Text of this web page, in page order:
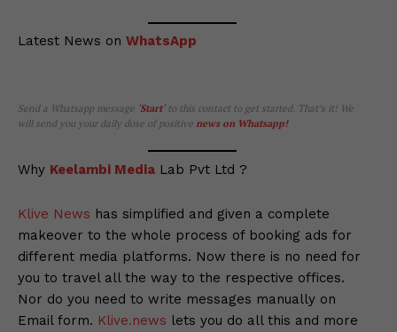
Latest News on WhatsApp
Send a Whatsapp message Start‘ to this contact to get started. That’s it! We
will send you your daily dose of positive news on Whatsapp!
Why Keelambi Media Lab Pvt Ltd ?
Klive News has simplified and given a complete
makeover to the whole process of booking ads for
different media platforms. Now there is no need for
you to travel all the way to the respective offices.
Nor do you need to write messages manually on
Email form. Klive.news lets you do all this and more